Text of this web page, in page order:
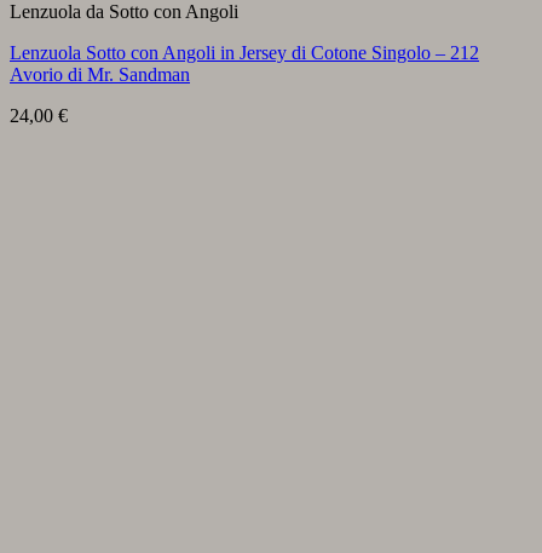
Lenzuola da Sotto con Angoli
Lenzuola Sotto con Angoli in Jersey di Cotone Singolo – 212
Avorio di Mr. Sandman
24,00 €